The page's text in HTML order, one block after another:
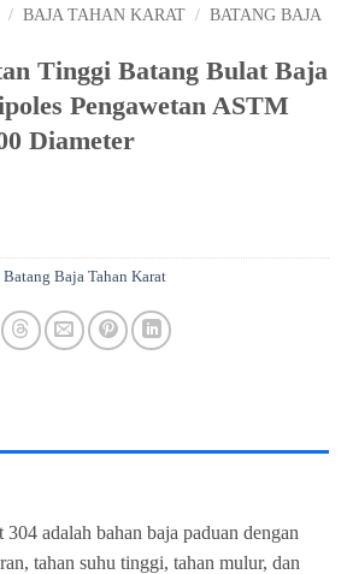
/ BAJA TAHAN KARAT / BATANG BAJA
Tinggi Batang Bulat Baja
Pengawetan ASTM
Diameter
Batang Baja Tahan Karat
adalah bahan baja paduan dengan
tahan suhu tinggi, tahan mulur, dan